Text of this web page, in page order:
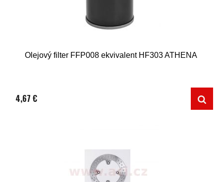
Olejový filter FFP008 ekvivalent HF303 ATHENA
4,67 €